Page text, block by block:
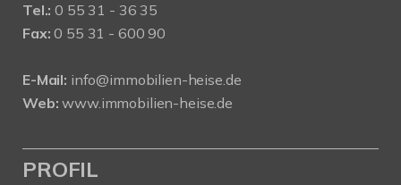
Tel.: 0 55 31 - 36 35
Fax: 0 55 31 - 600 90
E-Mail: info@immobilien-heise.de
Web: www.immobilien-heise.de
PROFIL